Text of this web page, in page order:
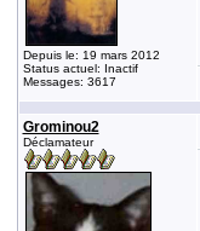
Depuis le: 19 mars 2012
Status actuel: Inactif
Messages: 3617
Grominou2
Déclamateur